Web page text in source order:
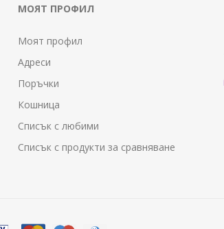
МОЯТ ПРОФИЛ
Моят профил
Адреси
Поръчки
Кошница
Списък с любими
Списък с продукти за сравняване